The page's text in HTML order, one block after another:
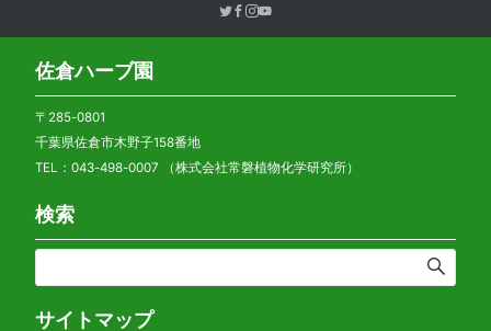
佐倉ハーブ園
〒285-0801
千葉県佐倉市木野子158番地
TEL：043-498-0007 （株式会社常磐植物化学研究所）
検索
サイトマップ